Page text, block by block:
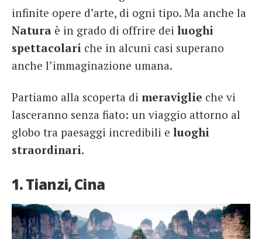
Italiano
infinite opere d’arte, di ogni tipo. Ma anche la
Natura è in grado di offrire dei luoghi
spettacolari che in alcuni casi superano
anche l’immaginazione umana.
Partiamo alla scoperta di meraviglie che vi
lasceranno senza fiato: un viaggio attorno al
globo tra paesaggi incredibili e luoghi
straordinari.
1. Tianzi, Cina